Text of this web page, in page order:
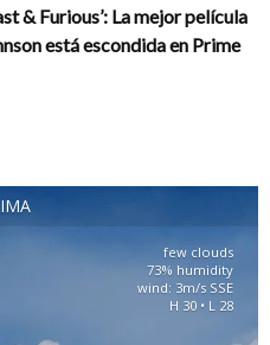
& Furious’: La mejor película
está escondida en Prime
few clouds
73% humidity
wind: 3m/s SSE
H 30 • L 28